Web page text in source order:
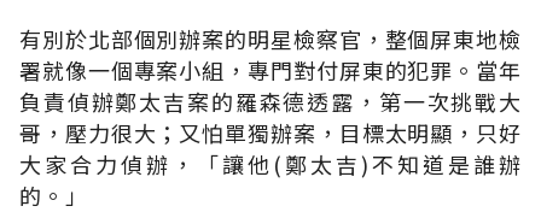
有別於北部個別辦案的明星檢察官，整個屏東地檢
署就像一個專案小組，專門對付屏東的犯罪。當年
負責偵辦鄭太吉案的羅森德透露，第一次挑戰大
哥，壓力很大；又怕單獨辦案，目標太明顯，只好
大家合力偵辦，「讓他(鄭太吉)不知道是誰辦
的。」